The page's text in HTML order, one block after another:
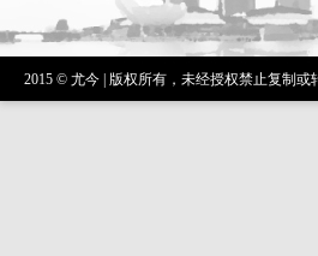
2015 © 尤今 | 版权所有，未经授权禁止复制或